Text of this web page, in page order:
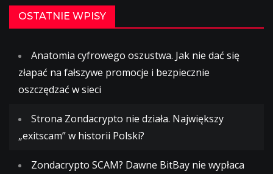
OSTATNIE WPISY
Anatomia cyfrowego oszustwa. Jak nie dać się
złapać na fałszywe promocje i bezpiecznie
oszczędzać w sieci
Strona Zondacrypto nie działa. Największy
„exitscam” w historii Polski?
Zondacrypto SCAM? Dawne BitBay nie wypłaca